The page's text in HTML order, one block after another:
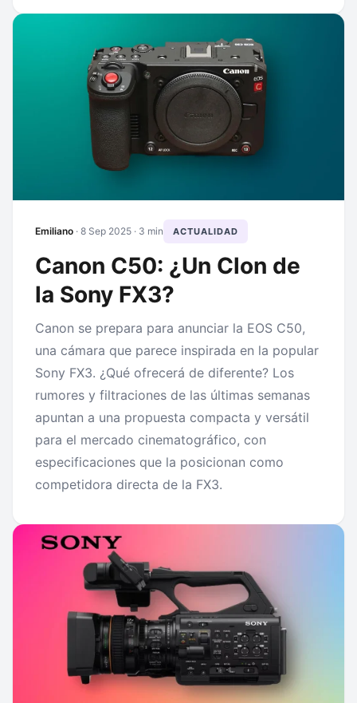
Emiliano · 8 Sep 2025 · 3 min ACTUALIDAD
Canon C50: ¿Un Clon de
la Sony FX3?
Canon se prepara para anunciar la EOS C50,
una cámara que parece inspirada en la popular
Sony FX3. ¿Qué ofrecerá de diferente? Los
rumores y filtraciones de las últimas semanas
apuntan a una propuesta compacta y versátil
para el mercado cinematográfico, con
especificaciones que la posicionan como
competidora directa de la FX3.